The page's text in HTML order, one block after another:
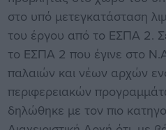
στο υπό μετεγκατάσταση
του έργου από το ΕΣΠΑ 2.
το ΕΣΠΑ 2 που έγινε στο
παλαιών και νέων αρχών
περιφερειακών
δηλώθηκε με τον πιο